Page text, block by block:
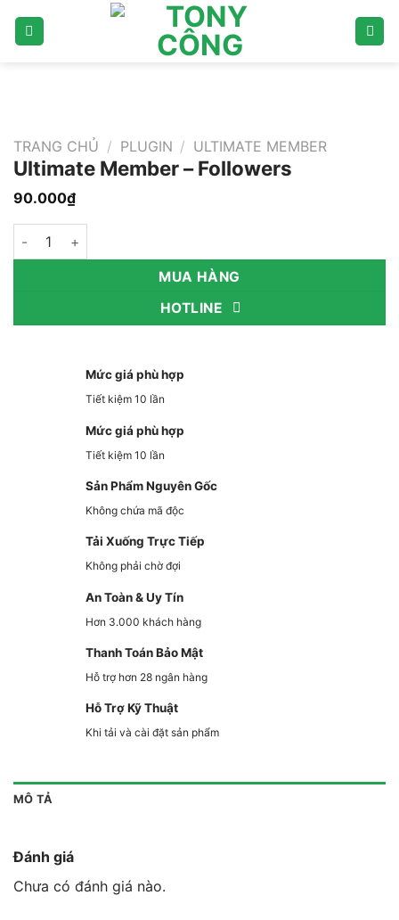
TRANG CHỦ / PLUGIN / ULTIMATE MEMBER
Ultimate Member – Followers
90.000₫
Ultimate Member – Followers số lượng
MUA HÀNG
HOTLINE
Mức giá phù hợp
Tiết kiệm 10 lần
Mức giá phù hợp
Tiết kiệm 10 lần
Sản Phẩm Nguyên Gốc
Không chứa mã độc
Tải Xuống Trực Tiếp
Không phải chờ đợi
An Toàn & Uy Tín
Hơn 3.000 khách hàng
Thanh Toán Bảo Mật
Hỗ trợ hơn 28 ngân hàng
Hỗ Trợ Kỹ Thuật
Khi tải và cài đặt sản phẩm
MÔ TẢ
Đánh giá
Chưa có đánh giá nào.